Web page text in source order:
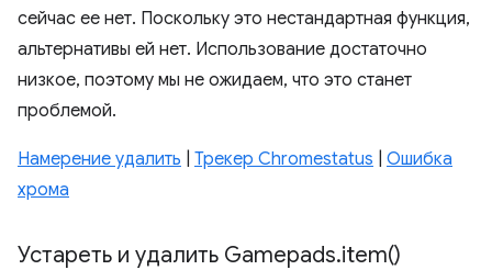
сейчас ее нет. Поскольку это нестандартная функция,
альтернативы ей нет. Использование достаточно
низкое, поэтому мы не ожидаем, что это станет
проблемой.
Намерение удалить Трекер Chromestatus
Ошибка
хрома
Устареть и удалить Gamepads.item()